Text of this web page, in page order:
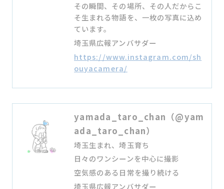
その瞬間、その場所、その人だからこ
そ生まれる物語を、一枚の写真に込め
ています。
埼玉県広報アンバサダー
https://www.instagram.com/sh
ouyacamera/
yamada_taro_chan（@yam
ada_taro_chan）
埼玉生まれ、埼玉育ち
日々のワンシーンを中心に撮影
空気感のある日常を撮り続ける
埼玉県広報アンバサダー